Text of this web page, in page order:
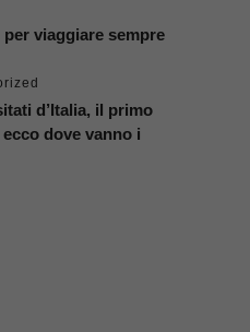
viaggiare sempre
d’Italia, il primo
dove vanno i